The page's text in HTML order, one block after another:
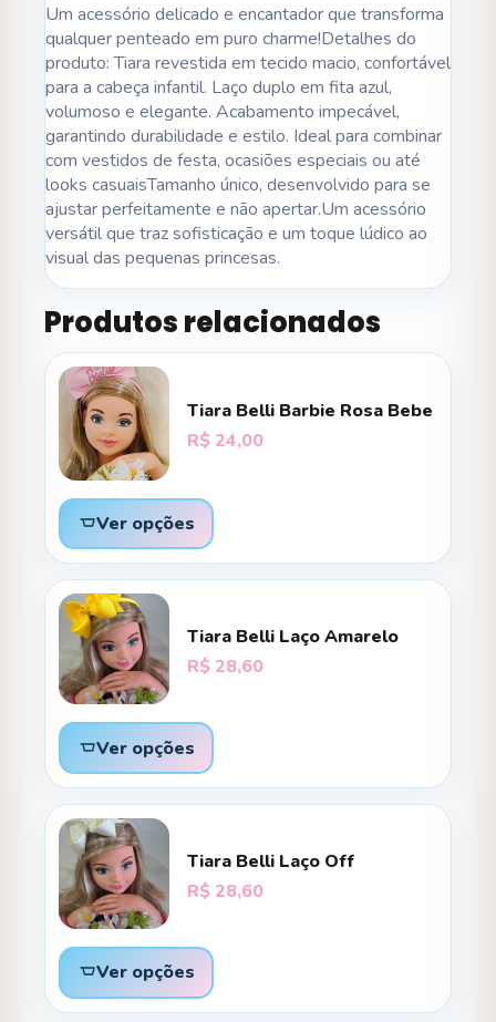
Um acessório delicado e encantador que transforma
qualquer penteado em puro charme!Detalhes do
produto: Tiara revestida em tecido macio, confortável
para a cabeça infantil. Laço duplo em fita azul,
volumoso e elegante. Acabamento impecável,
garantindo durabilidade e estilo. Ideal para combinar
com vestidos de festa, ocasiões especiais ou até
looks casuaisTamanho único, desenvolvido para se
ajustar perfeitamente e não apertar.Um acessório
versátil que traz sofisticação e um toque lúdico ao
visual das pequenas princesas.
Produtos relacionados
Tiara Belli Barbie Rosa Bebe
R$ 24,00
Ver opções
Tiara Belli Laço Amarelo
R$ 28,60
Ver opções
Tiara Belli Laço Off
R$ 28,60
Ver opções